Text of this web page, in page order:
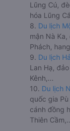
Lũng Cú,
hóa Lũng
8. Du lịch
mận Nà
Phách,
9. Du lịch
Lan Hạ,
Kênh,...
10. Du lịch
quốc gia
cánh đồng
Thiên